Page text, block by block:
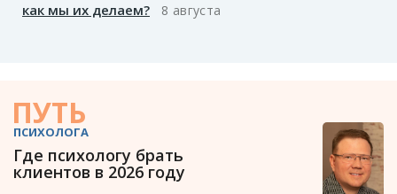
как мы их делаем?
8 августа
ПУТЬ
ПСИХОЛОГА
Где психологу брать
клиентов в 2026 году